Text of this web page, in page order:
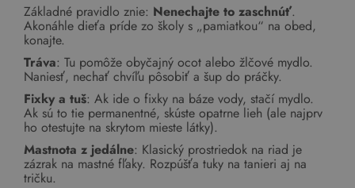
Základné pravidlo znie: Nenechajte to zaschnúť.
Akonáhle dieťa príde zo školy s „pamiatkou“ na obed,
konajte.
Tráva: Tu pomôže obyčajný ocot alebo žlčové mydlo.
Naniesť, nechať chvíľu pôsobiť a šup do práčky.
Fixky a tuš: Ak ide o fixky na báze vody, stačí mydlo.
Ak sú to tie permanentné, skúste opatrne lieh (ale najprv
ho otestujte na skrytom mieste látky).
Mastnota z jedálne: Klasický prostriedok na riad je
zázrak na mastné fľaky. Rozpúšťa tuky na tanieri aj na
tričku.